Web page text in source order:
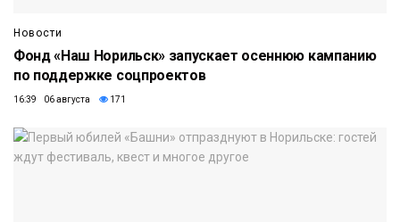
Новости
Фонд «Наш Норильск» запускает осеннюю кампанию
по поддержке соцпроектов
16:39 06 августа 171